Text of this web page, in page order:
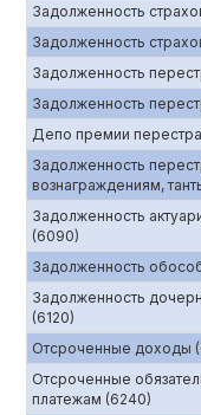
Задолженность
Задолженность
Задолженность
Задолженность
Депо премии
Задолженность
вознаграждениям,
Задолженность
(6090)
Задолженность
Задолженность
(6120)
Отсроченные доходы
Отсроченные
платежам (6240)